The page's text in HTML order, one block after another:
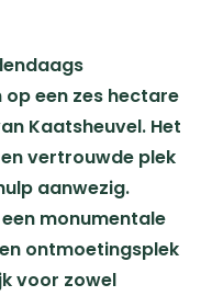
een zes hectare
Kaatsheuvel. Het
vertrouwde plek
aanwezig.
monumentale
ontmoetingsplek
voor zowel